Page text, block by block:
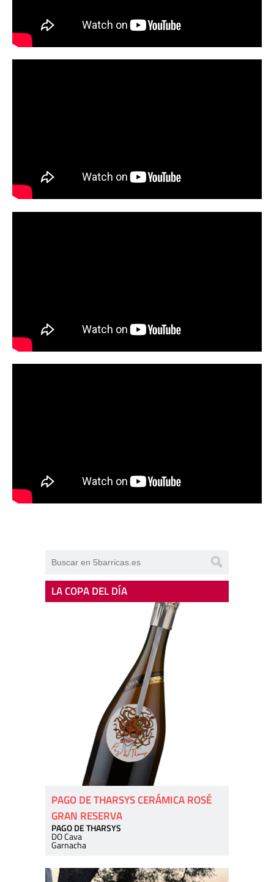
LA COPA DEL DÍA
PAGO DE THARSYS CERÁMICA ROSÉ
GRAN RESERVA
PAGO DE THARSYS
DO Cava
Garnacha